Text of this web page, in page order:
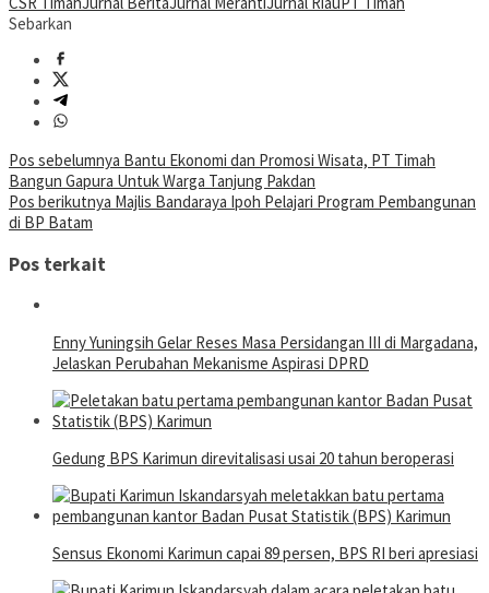
Sebarkan
Navigasi
pos
Pos sebelumnya Bantu Ekonomi dan Promosi Wisata, PT Timah
Bangun Gapura Untuk Warga Tanjung Pakdan
Pos berikutnya Majlis Bandaraya Ipoh Pelajari Program Pembangunan
di BP Batam
Pos terkait
Enny Yuningsih Gelar Reses Masa Persidangan III di Margadana,
Jelaskan Perubahan Mekanisme Aspirasi DPRD
Gedung BPS Karimun direvitalisasi usai 20 tahun beroperasi
Sensus Ekonomi Karimun capai 89 persen, BPS RI beri apresiasi